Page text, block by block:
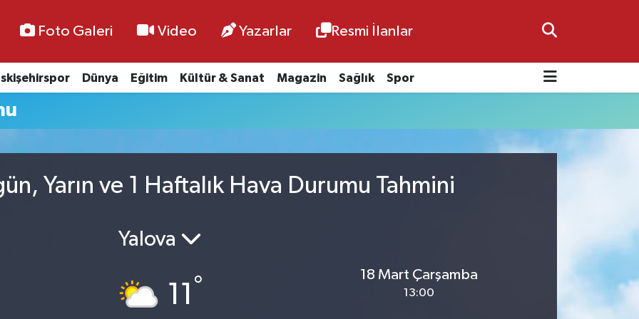
Foto Galeri Video Yazarlar Resmi İlanlar
Dünya Eğitim Kültür & Sanat Magazin Sağlık Spor
Yarın ve 1 Haftalık Hava Durumu Tahmini
Yalova
11 °
18 Mart Çarşamba
13:00